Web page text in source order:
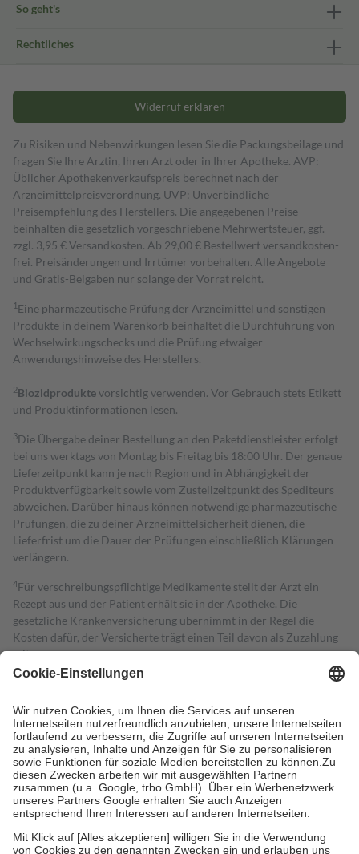
So geht's
Rechtliches
Widerruf erklären
Zu Risiken und Nebenwirkungen lesen Sie die Packungsbeilage und
fragen Sie Ihre Ärztin, Ihren Arzt oder in Ihrer Apotheke. AVP:
Üblicher Apothekenverkaufspreis berechnet nach der
Arzneimittelpreisverordnung. UVP: Unverbindliche
Preisempfehlung des Herstellers. Die angegebenen Preise
beinhalten die gesetzlich vorgeschriebene Mehrwertsteuer, ggf.
zzgl. 3,95 € Versandkosten. Ab 29,00 € Bestell­wert versand­kosten­
frei. Preisänderungen und Irrtümer vorbehalten. Alle Angebote
und Gratis-Beigaben nur solange der Vorrat reicht.
1 Eine pharmazeutische Prüfung der Arzneimittel und sonstigen
Produkte in deinem Warenkorb beinhaltet die Durchführung von
Wechselwirkungschecks und die Prüfung etwaiger
Anwendungshinweise des Herstellers.
2Biozidproduktevorsichtig verwenden. Vor Gebrauch stets Etikett
und Produktinformationen lesen.
3Die Übergabe deiner Bestellung an den Paketdienstleister erfolgt
bei uns werktags von Montag bis Freitag bis 18:00 Uhr. Der genaue
Lieferzeitpunkt kann je nach Region und in Abhängigkeit der
Produktverfügbarkeit sowie vom Zustellzeitpunkt des Spediteurs
abweichen. Darüber hinaus können notwendige pharmazeutische
Prüfungen, die zu deiner Arzneimittelsicherheit dienen, die
Lieferfrist um die Dauer der Prüfungen einschließlich Klärungen
verlängern.
4Für verschreibungspflichtige Medikamente stellt der Arzt ein
Rezept aus und der Patient erhält sie in der Apotheke. Die
gesetzliche Krankenversicherung übernimmt in der Regel die
Kosten dafür, der Versicherte trägt einen Teil davon als Zuzahlung
mit.
Grundsätzlich leisten Mitglieder Zuzahlungen in Höhe von zehn
höchstens zehn Euro.
Es sind jedoch nie mehr als die tatsächlichen
Kosten der Leistung zu entrichten.
Diese Regeln gelten grundsätzlich auch für Online-Apotheken.
Bei Heilmitteln und häuslicher Krankenpflege beträgt die
Zuzahlung zehn Prozent der Kosten sowie zehn Euro je
Verordnung.
Um das Engagement der Versicherten für ihre eigene Gesundheit zu
stärken und die besondere Stellung der Familie zu unterstützen,
fallenkeine Zuzahlungenan bei: